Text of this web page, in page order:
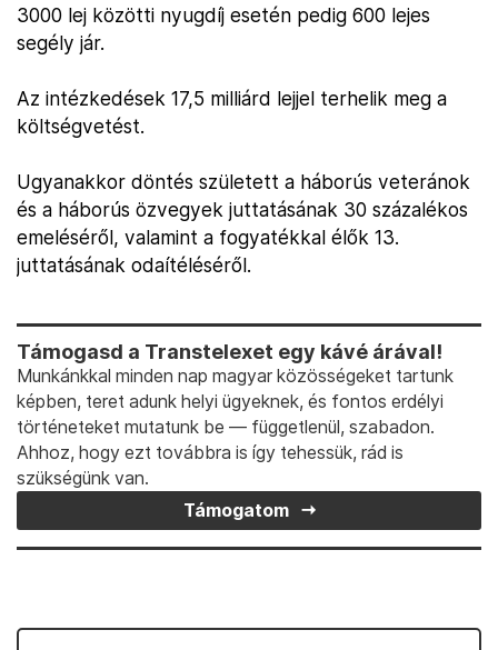
3000 lej közötti nyugdíj esetén pedig 600 lejes
segély jár.
Az intézkedések 17,5 milliárd lejjel terhelik meg a
költségvetést.
Ugyanakkor döntés született a háborús veteránok
és a háborús özvegyek juttatásának 30 százalékos
emeléséről, valamint a fogyatékkal élők 13.
juttatásának odaítéléséről.
Támogasd a Transtelexet egy kávé árával!
Munkánkkal minden nap magyar közösségeket tartunk
képben, teret adunk helyi ügyeknek, és fontos erdélyi
történeteket mutatunk be — függetlenül, szabadon.
Ahhoz, hogy ezt továbbra is így tehessük, rád is
szükségünk van.
Támogatom